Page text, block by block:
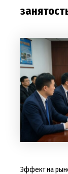
Эффект на